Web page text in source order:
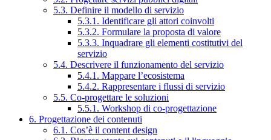
5.3. Definire il modello di servizio
5.3.1. Identificare gli attori coinvolti
5.3.2. Formulare la proposta di valore
5.3.3. Inquadrare gli elementi costitutivi del
servizio
5.4. Descrivere il funzionamento del servizio
5.4.1. Mappare l’ecosistema
5.4.2. Rappresentare i flussi di servizio
5.5. Co-progettare le soluzioni
5.5.1. Workshop di co-progettazione
6. Progettazione dei contenuti
6.1. Cos’è il content design